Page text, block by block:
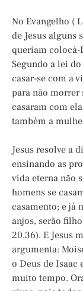
No Evangelho (
de Jesus alguns
queriam colocá-
Segundo a lei
casar-se com a
para não morrer
casaram com
também a
Jesus resolve a
ensinando as
vida eterna não
homens se
casamento; e já
anjos, serão
20,36). E Jesus
argumenta:
o Deus de Isaac
muito tempo.